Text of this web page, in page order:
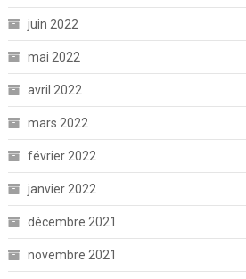
juin 2022
mai 2022
avril 2022
mars 2022
février 2022
janvier 2022
décembre 2021
novembre 2021